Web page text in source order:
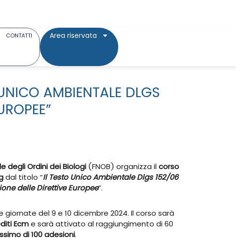
CONTATTI Area riservata
AMBIENTALE DLGS
degli Ordini dei Biologi (FNOB) organizza ilcorso
dal titolo “Il Testo Unico Ambientale Dlgs 152/06
delle Direttive Europee”.
del 9 e 10 dicembre 2024. Il corso sarà
Ecme sarà attivato al raggiungimento di 60
di 100 adesioni.